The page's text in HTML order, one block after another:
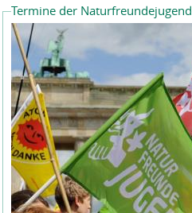
Termine der Naturfreundejugend